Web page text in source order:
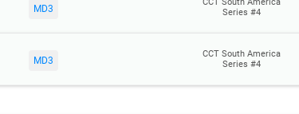
MD3
CCT South America
Series #4
MD3
CCT South America
Series #4